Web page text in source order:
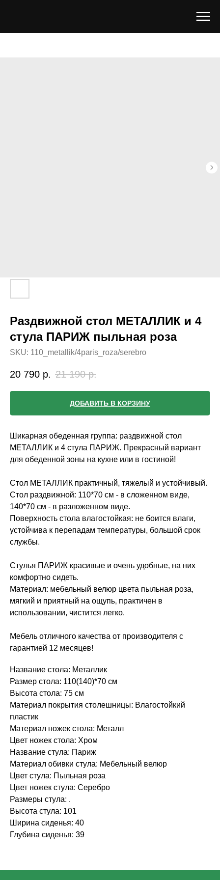
Раздвижной стол МЕТАЛЛИК и 4
стула ПАРИЖ пыльная роза
SKU: 110_metallik/4paris_roza/serebro
20 790 р. 21 190 р.
ДОБАВИТЬ В КОРЗИНУ
Шикарная обеденная группа: раздвижной стол
МЕТАЛЛИК и 4 стула ПАРИЖ. Прекрасный вариант
для обеденной зоны на кухне или в гостиной!
Стол МЕТАЛЛИК практичный, тяжелый и устойчивый.
Стол раздвижной: 110*70 см - в сложенном виде,
140*70 см - в разложенном виде.
Поверхность стола влагостойкая: не боится влаги,
устойчива к перепадам температуры, большой срок
службы.
Стулья ПАРИЖ красивые и очень удобные, на них
комфортно сидеть.
Материал: мебельный велюр цвета пыльная роза,
мягкий и приятный на ощупь, практичен в
использовании, чистится легко.
Мебель отличного качества от производителя с
гарантией 12 месяцев!
Название стола: Металлик
Размер стола: 110(140)*70 см
Высота стола: 75 см
Материал покрытия столешницы: Влагостойкий
пластик
Материал ножек стола: Металл
Цвет ножек стола: Хром
Название стула: Париж
Материал обивки стула: Мебельный велюр
Цвет стула: Пыльная роза
Цвет ножек стула: Серебро
Размеры стула: .
Высота стула: 101
Ширина сиденья: 40
Глубина сиденья: 39